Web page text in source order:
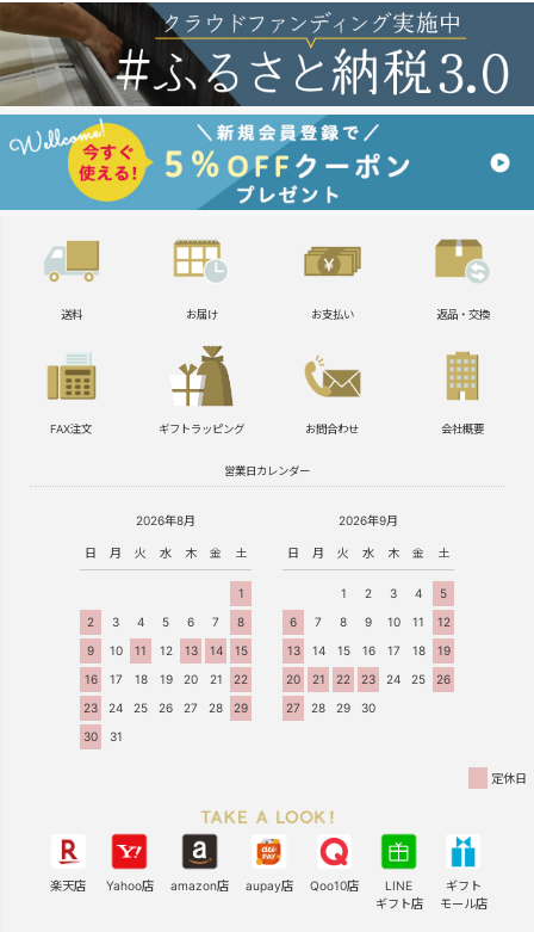
送料 お届け お支払い 返品・交換
FAX注文 ギフトラッピング お問合わせ 会社概要
営業日カレンダー
2026年8月
日 月 火 水 木 金 土
1
2
3 4 5 6 7
8
9
10 11 12 13 14
15
16
17 18 19 20 21
22
23
24 25 26 27 28
29
30
31
2026年9月
日 月 火 水 木 金 土
1 2 3 4
5
6
7 8 9 10 11
12
13
14 15 16 17 18
19
20
21 22 23 24 25
26
27
28 29 30
定休日
楽天店 Yahoo店 amazon店 aupay店 Qoo10店
LINE
ギフト店
ギフト
モール店